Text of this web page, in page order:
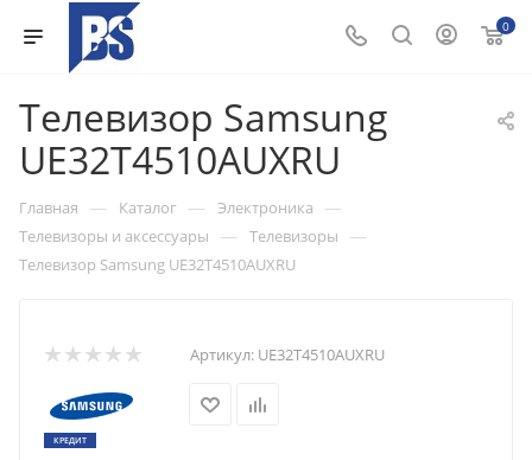
0
Телевизор Samsung
UE32T4510AUXRU
Главная — Каталог — Электроника —
Телевизоры и аксессуары — Телевизоры —
Телевизор Samsung UE32T4510AUXRU
Артикул: UE32T4510AUXRU
КРЕДИТ